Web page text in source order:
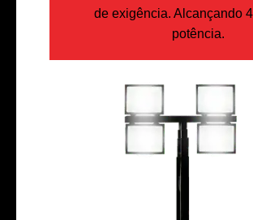
de exigência. Alcançando
potência.